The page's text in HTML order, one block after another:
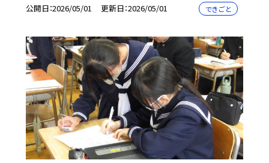
公開日 2026/05/01 更新日 2026/05/01 できごと